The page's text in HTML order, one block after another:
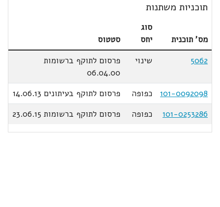
תוכניות משתנות
מס' תוכנית
סוג
יחס
סטטוס
5062
שינוי
פרסום לתוקף ברשומות
06.04.00
101-0092098
כפופה
פרסום לתוקף בעיתונים 14.06.13
101-0253286
כפופה פרסום לתוקף ברשומות 23.06.15